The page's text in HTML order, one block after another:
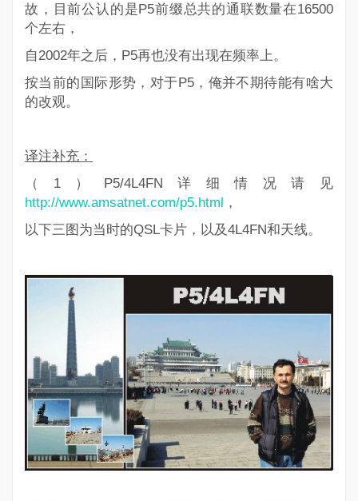
故，目前公认的是P5前缀总共的通联数量在16500
个左右，
自2002年之后，P5再也没有出现在频率上。
按当前的国际形势，对于P5，俺并不期待能有啥大
的改观。
译注补充：
（1）P5/4L4FN详细情况请见
http://www.amsatnet.com/p5.html ，
以下三图为当时的QSL卡片，以及4L4FN和天线。